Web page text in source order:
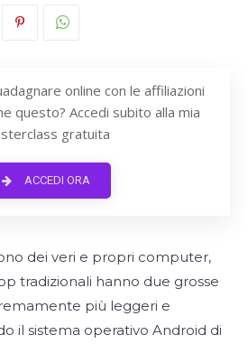
online con le affiliazioni
questo? Accedi subito alla mia
gratuita
ACCEDI ORA
dei veri e propri computer,
tradizionali hanno due grosse
più leggeri e
il sistema operativo Android di